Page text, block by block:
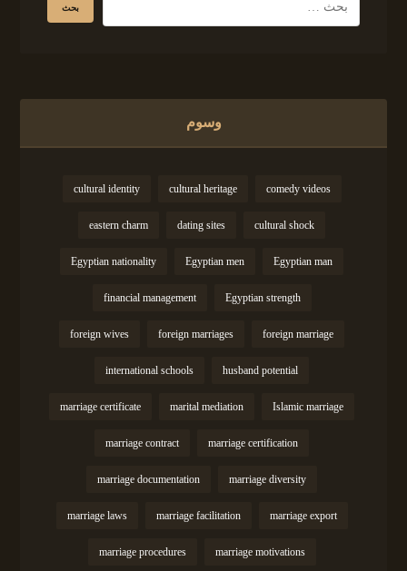
وسوم
comedy videos
cultural heritage
cultural identity
cultural shock
dating sites
eastern charm
Egyptian man
Egyptian men
Egyptian nationality
Egyptian strength
financial management
foreign marriage
foreign marriages
foreign wives
husband potential
international schools
Islamic marriage
marital mediation
marriage certificate
marriage certification
marriage contract
marriage diversity
marriage documentation
marriage export
marriage facilitation
marriage laws
marriage motivations
marriage procedures